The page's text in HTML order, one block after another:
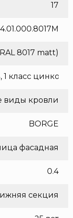
17
8017 matt)
виды кровли
BORGE
фасадная
0.4
секция